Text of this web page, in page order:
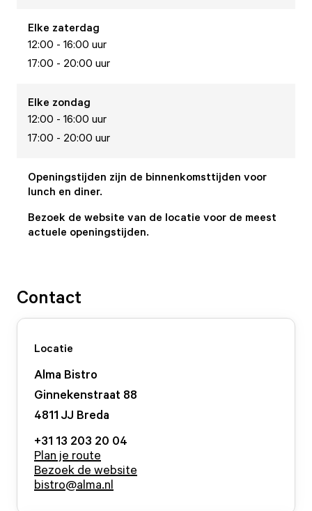
Elke zaterdag
12:00 - 16:00 uur
17:00 - 20:00 uur
Elke zondag
12:00 - 16:00 uur
17:00 - 20:00 uur
Openingstijden zijn de binnenkomsttijden voor
lunch en diner.
Bezoek de website van de locatie voor de meest
actuele openingstijden.
Contact
Locatie
Alma Bistro
Ginnekenstraat 88
4811 JJ Breda
+31 13 203 20 04
Plan je route
Bezoek de website
bistro@alma.nl